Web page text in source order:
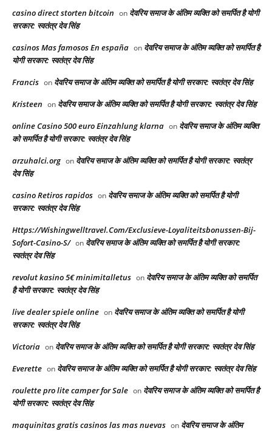
casino direct storten bitcoin on देवरिय समाज के अंतिम व्यक्ति को समर्पित है योगी
सरकार: स्वतंत्र देव सिंह
casinos Mas famosos En españa on देवरिय समाज के अंतिम व्यक्ति को समर्पित है
योगी सरकार: स्वतंत्र देव सिंह
Francis on देवरिय समाज के अंतिम व्यक्ति को समर्पित है योगी सरकार: स्वतंत्र देव सिंह
Kristeen on देवरिय समाज के अंतिम व्यक्ति को समर्पित है योगी सरकार: स्वतंत्र देव सिंह
online Casino 500 euro Einzahlung klarna on देवरिय समाज के अंतिम व्यक्ति
को समर्पित है योगी सरकार: स्वतंत्र देव सिंह
arzuhalci.org on देवरिय समाज के अंतिम व्यक्ति को समर्पित है योगी सरकार: स्वतंत्र
देव सिंह
casino Retiros rapidos on देवरिय समाज के अंतिम व्यक्ति को समर्पित है योगी
सरकार: स्वतंत्र देव सिंह
Https://Wishingwelltravel.Com/Exclusieve-Loyaliteitsbonussen-Bij-
Sofort-Casino-S/ on देवरिय समाज के अंतिम व्यक्ति को समर्पित है योगी सरकार:
स्वतंत्र देव सिंह
revolut kasino 5€ minimitalletus on देवरिय समाज के अंतिम व्यक्ति को समर्पित
है योगी सरकार: स्वतंत्र देव सिंह
live dealer spiele online on देवरिय समाज के अंतिम व्यक्ति को समर्पित है योगी
सरकार: स्वतंत्र देव सिंह
Victoria on देवरिय समाज के अंतिम व्यक्ति को समर्पित है योगी सरकार: स्वतंत्र देव सिंह
Everette on देवरिय समाज के अंतिम व्यक्ति को समर्पित है योगी सरकार: स्वतंत्र देव सिंह
roulette pro lite camper for Sale on देवरिय समाज के अंतिम व्यक्ति को समर्पित है
योगी सरकार: स्वतंत्र देव सिंह
maquinitas gratis casinos las mas nuevas on देवरिय समाज के अंतिम